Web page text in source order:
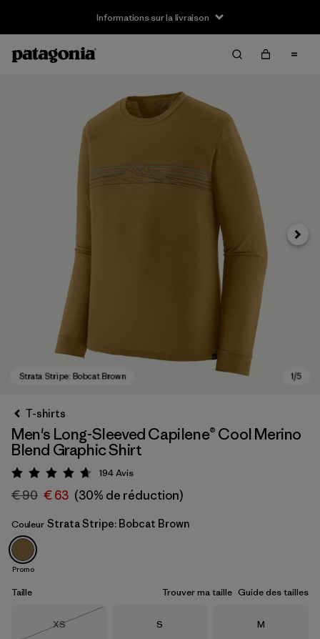
Informations sur la livraison
Strata Stripe: Bobcat Brown
T-shirts
Men's Long-Sleeved Capilene® Cool Merino
Blend Graphic Shirt
Évaluation: 4.7 / 5
194Avis
€ 90 € 63 (30% de réduction)
Couleur Strata Stripe: Bobcat Brown
Promo
Taille Trouver ma taille Guide des tailles
Taille
XS
Taille
S Taille
M